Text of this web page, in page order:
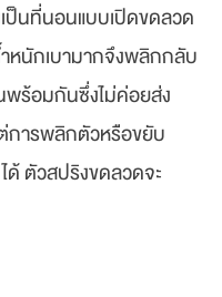
ป็นที่นอนแบบเปิดขดลวด
หนักเบามากจึงพลิกกลับ
พร้อมกันซึ่งไม่ค่อยส่ง
การพลิกตัวหรือขยับ
ด้ ตัวสปริงขดลวดจะ